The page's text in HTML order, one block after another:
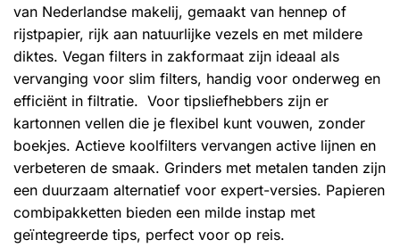
van Nederlandse makelij, gemaakt van hennep of
rijstpapier, rijk aan natuurlijke vezels en met mildere
diktes. Vegan filters in zakformaat zijn ideaal als
vervanging voor slim filters, handig voor onderweg en
efficiënt in filtratie. Voor tipsliefhebbers zijn er
kartonnen vellen die je flexibel kunt vouwen, zonder
boekjes. Actieve koolfilters vervangen active lijnen en
verbeteren de smaak. Grinders met metalen tanden zijn
een duurzaam alternatief voor expert-versies. Papieren
combipakketten bieden een milde instap met
geïntegreerde tips, perfect voor op reis.